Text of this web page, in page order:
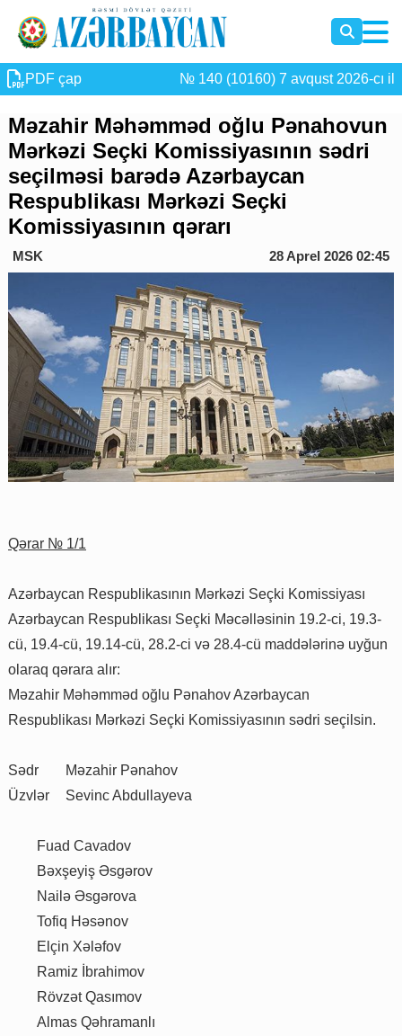
PDF çap № 140 (10160) 7 avqust 2026-cı il
Məzahir Məhəmməd oğlu Pənahovun
Mərkəzi Seçki Komissiyasının sədri
seçilməsi barədə Azərbaycan
Respublikası Mərkəzi Seçki
Komissiyasının qərarı
MSK 28 Aprel 2026 02:45
Qərar № 1/1
Azərbaycan Respublikasının Mərkəzi Seçki Komissiyası
Azərbaycan Respublikası Seçki Məcəlləsinin 19.2-ci, 19.3-
cü, 19.4-cü, 19.14-cü, 28.2-ci və 28.4-cü maddələrinə uyğun
olaraq qərara alır:
Məzahir Məhəmməd oğlu Pənahov Azərbaycan
Respublikası Mərkəzi Seçki Komissiyasının sədri seçilsin.
Sədr
Məzahir Pənahov
Üzvlər
Sevinc Abdullayeva
Fuad Cavadov
Bəxşeyiş Əsgərov
Nailə Əsgərova
Tofiq Həsənov
Elçin Xələfov
Ramiz İbrahimov
Rövzət Qasımov
Almas Qəhramanlı